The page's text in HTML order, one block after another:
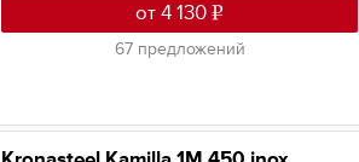
от 4 130
67 предложений